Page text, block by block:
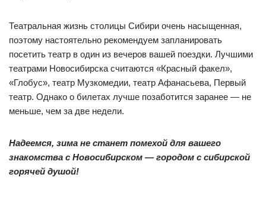
Театральная жизнь столицы Сибири очень насыщенная,
поэтому настоятельно рекомендуем запланировать
посетить театр в один из вечеров вашей поездки. Лучшими
театрами Новосибирска считаются «Красный факел»,
«Глобус», театр Музкомедии, театр Афанасьева, Первый
театр. Однако о билетах лучше позаботится заранее — не
меньше, чем за две недели.
Надеемся, зима не станет помехой для вашего
знакомства с Новосибирском — городом с сибирской
горячей душой!